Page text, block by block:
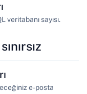
veritabanı sayısı.
sınırsız
e-posta